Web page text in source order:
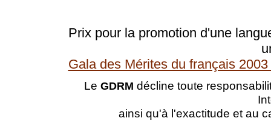
Prix pour la promotion d'une
Gala des Mérites du français
Le GDRM décline toute
ainsi qu'à l'exactitude et au